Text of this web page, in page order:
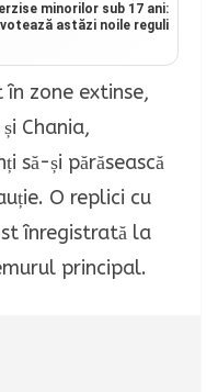
minorilor sub 17 ani:
astăzi noile reguli
zone extinse,
Chania,
să-și părăsească
O replici cu
înregistrată la
principal.